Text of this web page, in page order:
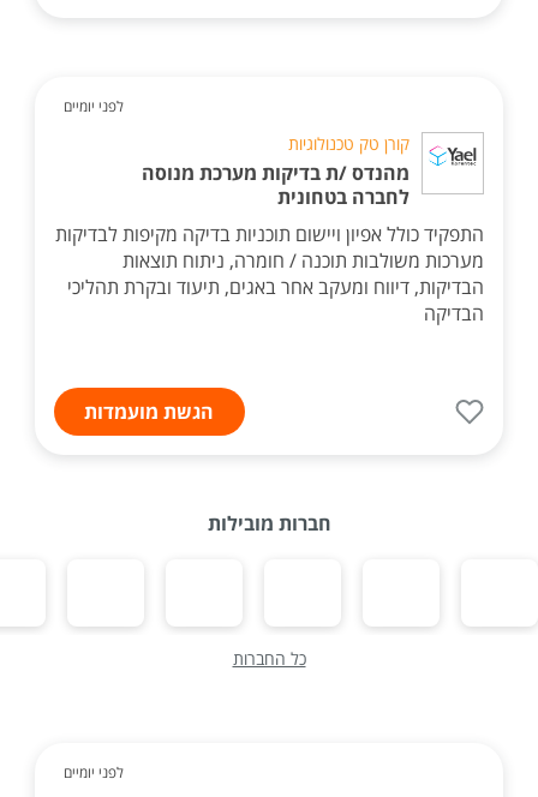
לפני יומיים
קורן טק טכנולוגיות
מהנדס /ת בדיקות מערכת מנוסה
לחברה בטחונית
התפקיד כולל אפיון ויישום תוכניות בדיקה מקיפות לבדיקות
מערכות משולבות תוכנה / חומרה, ניתוח תוצאות
הבדיקות, דיווח ומעקב אחר באגים, תיעוד ובקרת תהליכי
הבדיקה
הגשת מועמדות
חברות מובילות
כל החברות
לפני יומיים